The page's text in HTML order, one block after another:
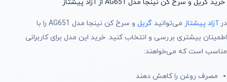
خرید گریل و سرخ کن نینجا مدل AG651 از آزاد پیشتاز
درآزاد پیشتاز می‌توانید گریل
و سرخ کن نینجا مدل AG651 را با
اطمینان بیشتری بررسی و انتخاب کنید. خرید این مدل برای کاربرانی
مناسب است که می‌خواهند:
مصرف روغن را کاهش دهند